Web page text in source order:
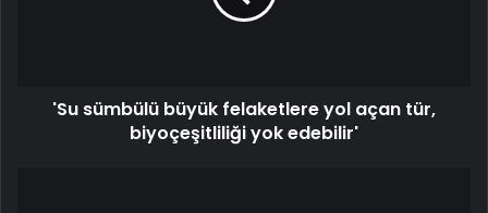
'Su sümbülü büyük felaketlere yol açan tür,
biyoçeşitliliği yok edebilir'